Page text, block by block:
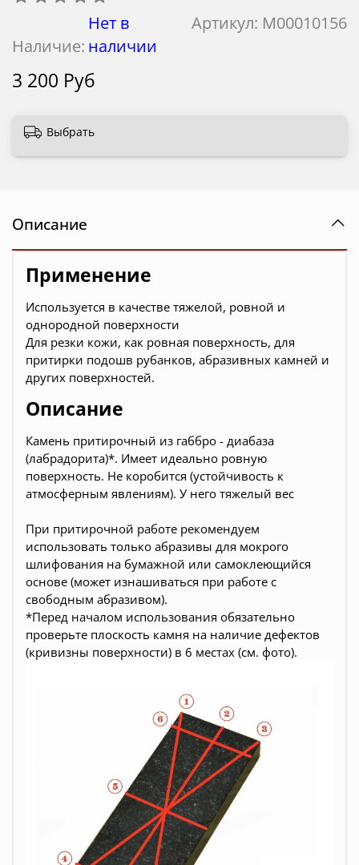
Артикул: М00010156
Наличие:
Нет в
наличии
3 200 Руб
Выбрать
Описание
Применение
Используется в качестве тяжелой, ровной и
однородной поверхности
Для резки кожи, как ровная поверхность, для
притирки подошв рубанков, абразивных камней и
других поверхностей.
Описание
Камень притирочный из габбро - диабаза
(лабрадорита)*. Имеет идеально ровную
поверхность. Не коробится (устойчивость к
атмосферным явлениям). У него тяжелый вес
При притирочной работе рекомендуем
использовать только абразивы для мокрого
шлифования на бумажной или самоклеющийся
основе (может изнашиваться при работе с
свободным абразивом).
*Перед началом использования обязательно
проверьте плоскость камня на наличие дефектов
(кривизны поверхности) в 6 местах (см. фото).